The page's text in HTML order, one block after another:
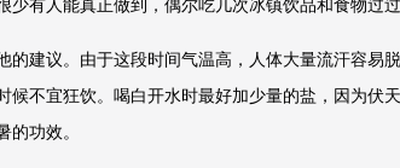
有人能真正做到，偶尔吃几次冰镇饮品和食物过
的建议。由于这段时间气温高，人体大量流汗容易
候不宜狂饮。喝白开水时最好加少量的盐，因为伏
的功效。